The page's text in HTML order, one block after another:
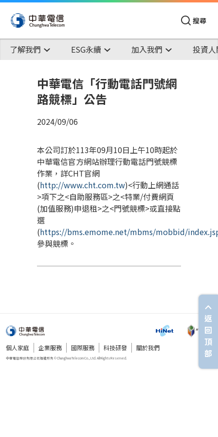
搜尋
了解我們 ESG永續 加入我們 投資
中華電信「行動電話門號網
路競標」公告
2024/09/06
本公司訂於113年09月10日上午10時起於
中華電信官方網站辦理行動電話門號競標
作業，詳CHT官網
(http://www.cht.com.tw)<行動上網通話
>項下之<自助服務區>之<特業/付費網頁
(加值服務)申退租>之<門號競標>或直接點
選
(https://bms.emome.net/mbms/mobbid/
參與競標。
個人家庭 企業服務 國際服務 科技研發 關於我們
返
回
頂
部